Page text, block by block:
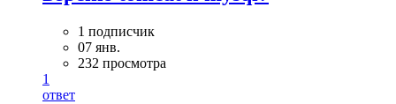
1 подписчик
07 янв.
232 просмотра
1
ответ